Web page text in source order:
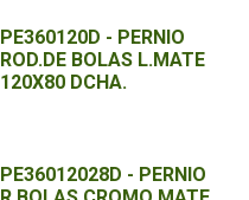
PE360120D - PERNIO
ROD.DE BOLAS L.MATE
120X80 DCHA.
PE36012028D - PERNIO